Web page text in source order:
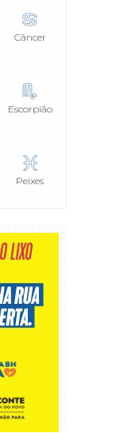
Câncer
Escorpião
Peixes